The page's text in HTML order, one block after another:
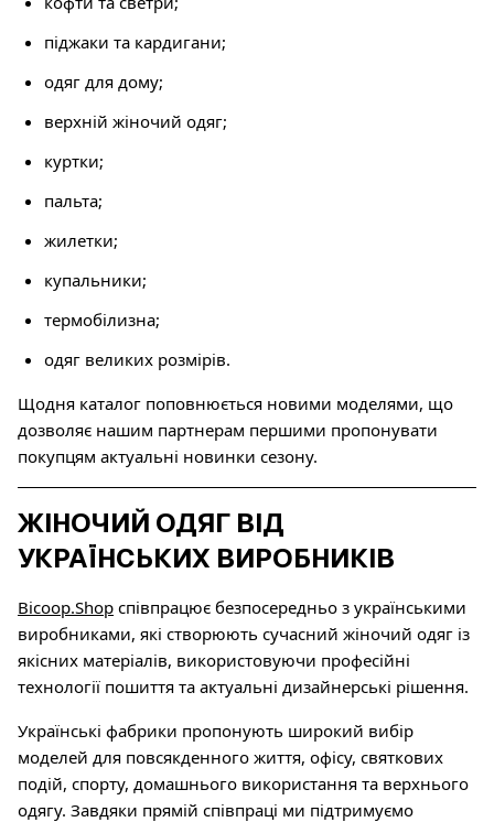
піджаки та кардигани;
одяг для дому;
верхній жіночий одяг;
куртки;
пальта;
жилетки;
купальники;
термобілизна;
одяг великих розмірів.
Щодня каталог поповнюється новими моделями, що
дозволяє нашим партнерам першими пропонувати
покупцям актуальні новинки сезону.
ЖІНОЧИЙ ОДЯГ ВІД
УКРАЇНСЬКИХ ВИРОБНИКІВ
Bicoop.Shop співпрацює безпосередньо з українськими
виробниками, які створюють сучасний жіночий одяг із
якісних матеріалів, використовуючи професійні
технології пошиття та актуальні дизайнерські рішення.
Українські фабрики пропонують широкий вибір
моделей для повсякденного життя, офісу, святкових
подій, спорту, домашнього використання та верхнього
одягу. Завдяки прямій співпраці ми підтримуємо